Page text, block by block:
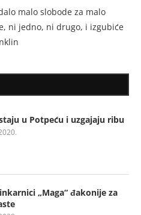
malo slobode za malo
ni jedno, ni drugo, i izgubiće
u Potpeću i uzgajaju ribu
„Maga“ đakonije za